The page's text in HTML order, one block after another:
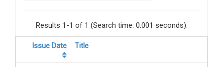
Results 1-1 of 1 (Search time: 0.001 seconds).
Issue Date Title